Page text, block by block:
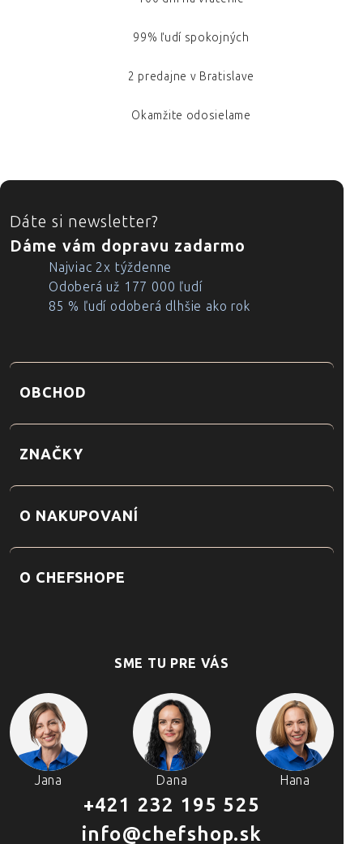
99% ľudí spokojných
2 predajne v Bratislave
Okamžite odosielame
ZÁPÄTIE
Dáte si newsletter?
Dáme vám dopravu zadarmo
Najviac 2x týždenne
Odoberá už 177 000 ľudí
85 % ľudí odoberá dlhšie ako rok
OBCHOD
ZNAČKY
O NAKUPOVANÍ
O CHEFSHOPE
SME TU PRE VÁS
Jana Dana Hana
+421 232 195 525
info@chefshop.sk